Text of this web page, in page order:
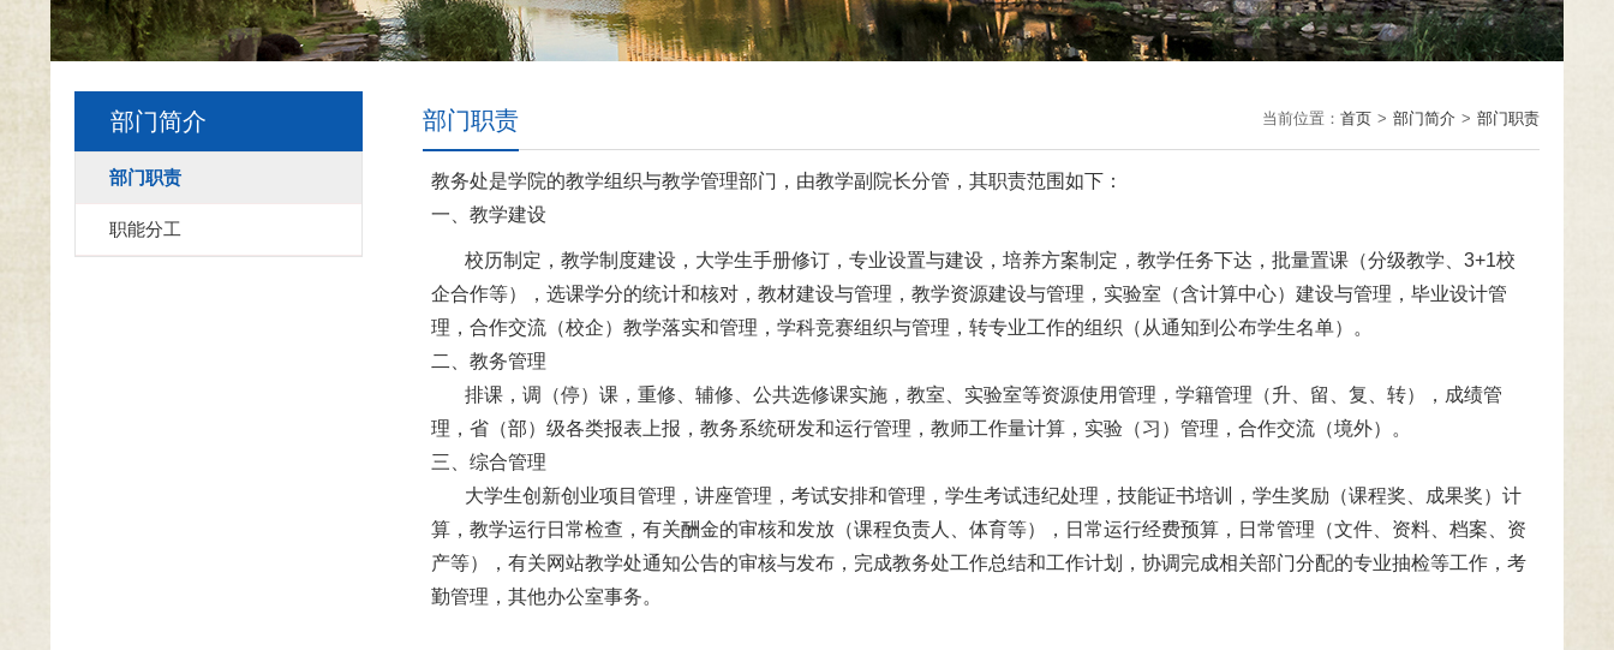
部门简介
部门职责
职能分工
当前位置： 首页 > 部门简介 > 部门职责
部门职责
教务处是学院的教学组织与教学管理部门，由教学副院长分管，其职责范围如下：
一、教学建设
校历制定，教学制度建设，大学生手册修订，专业设置与建设，培养方案制定，教学任务下达，批量置课（分级教学、3+1校
企合作等），选课学分的统计和核对，教材建设与管理，教学资源建设与管理，实验室（含计算中心）建设与管理，毕业设计管
理，合作交流（校企）教学落实和管理，学科竞赛组织与管理，转专业工作的组织（从通知到公布学生名单）。
二、教务管理
排课，调（停）课，重修、辅修、公共选修课实施，教室、实验室等资源使用管理，学籍管理（升、留、复、转），成绩管
理，省（部）级各类报表上报，教务系统研发和运行管理，教师工作量计算，实验（习）管理，合作交流（境外）。
三、综合管理
大学生创新创业项目管理，讲座管理，考试安排和管理，学生考试违纪处理，技能证书培训，学生奖励（课程奖、成果奖）计
算，教学运行日常检查，有关酬金的审核和发放（课程负责人、体育等），日常运行经费预算，日常管理（文件、资料、档案、资
产等），有关网站教学处通知公告的审核与发布，完成教务处工作总结和工作计划，协调完成相关部门分配的专业抽检等工作，考
勤管理，其他办公室事务。